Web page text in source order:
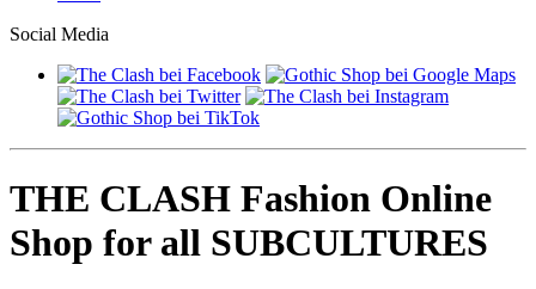
Social Media
THE CLASH Fashion Online
Shop for all SUBCULTURES